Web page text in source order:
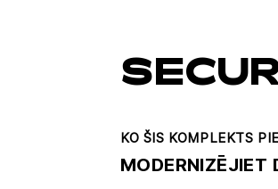
KO ŠIS KOMPLEKTS
MODERNIZĒJIET